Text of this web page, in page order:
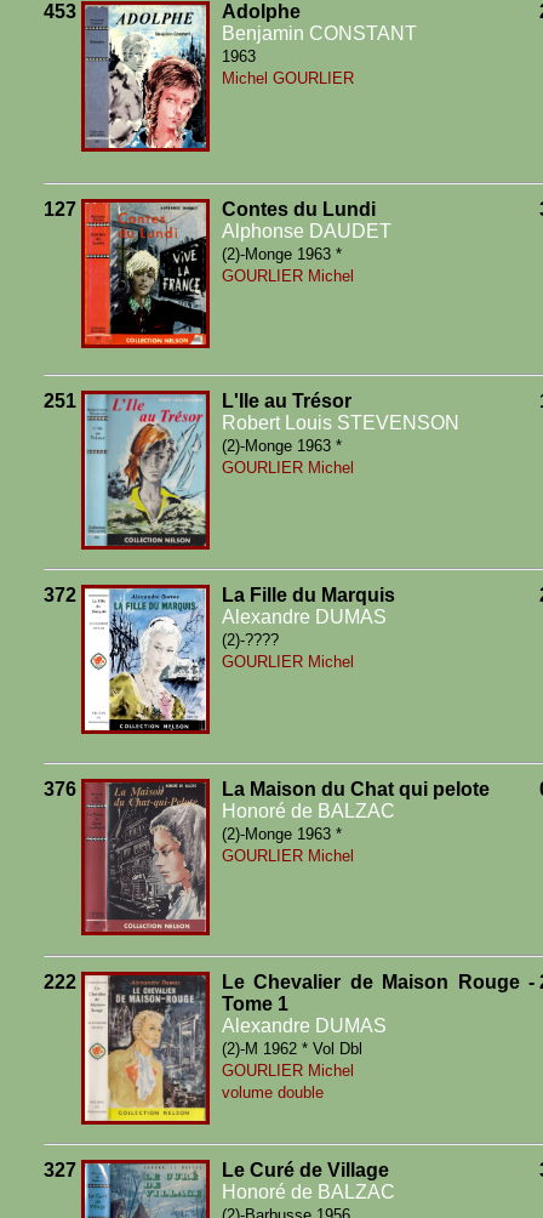
453
Adolphe
Benjamin CONSTANT
1963
Michel GOURLIER
127
Contes du Lundi
Alphonse DAUDET
(2)-Monge 1963 *
GOURLIER Michel
251
L'Ile au Trésor
Robert Louis STEVENSON
(2)-Monge 1963 *
GOURLIER Michel
372
La Fille du Marquis
Alexandre DUMAS
(2)-????
GOURLIER Michel
376
La Maison du Chat qui pelote
Honoré de BALZAC
(2)-Monge 1963 *
GOURLIER Michel
222
Le Chevalier de Maison Rouge -
Tome 1
Alexandre DUMAS
(2)-M 1962 * Vol Dbl
GOURLIER Michel
volume double
327
Le Curé de Village
Honoré de BALZAC